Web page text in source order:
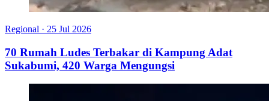
Regional · 25 Jul 2026
70 Rumah Ludes Terbakar di Kampung Adat
Sukabumi, 420 Warga Mengungsi